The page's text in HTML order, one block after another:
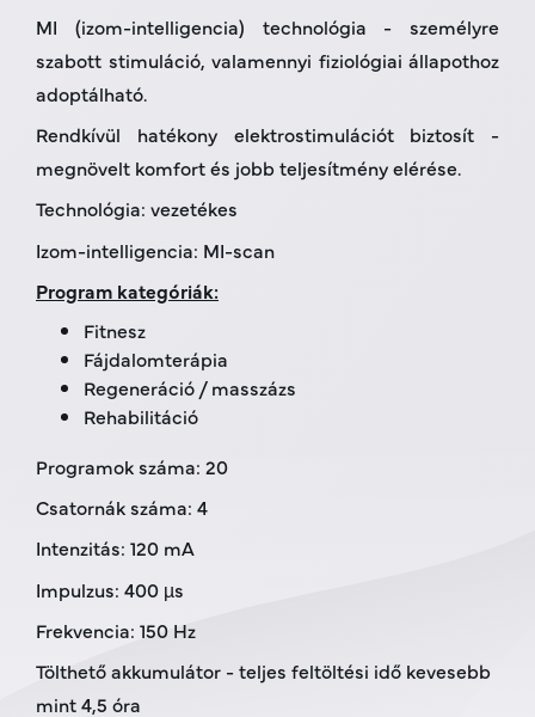
MI (izom-intelligencia) technológia - személyre
szabott stimuláció, valamennyi fiziológiai állapothoz
adoptálható.
Rendkívül hatékony elektrostimulációt biztosít -
megnövelt komfort és jobb teljesítmény elérése.
Technológia: vezetékes
Izom-intelligencia: MI-scan
Program kategóriák:
Fitnesz
Fájdalomterápia
Regeneráció / masszázs
Rehabilitáció
Programok száma: 20
Csatornák száma: 4
Intenzitás: 120 mA
Impulzus: 400 µs
Frekvencia: 150 Hz
Tölthető akkumulátor - teljes feltöltési idő kevesebb
mint 4,5 óra